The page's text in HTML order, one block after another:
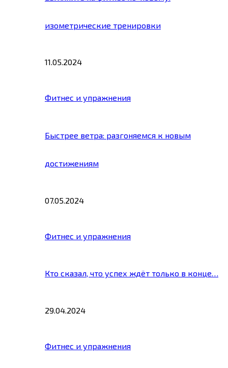
изометрические тренировки
11.05.2024
Фитнес и упражнения
Быстрее ветра: разгоняемся к новым
достижениям
07.05.2024
Фитнес и упражнения
Кто сказал, что успех ждёт только в конце…
29.04.2024
Фитнес и упражнения